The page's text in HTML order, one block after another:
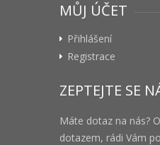
MŮJ ÚČET
Přihlášení
Registrace
ZEPTEJTE SE
Máte dotaz na nás?
dotazem, rádi Vám